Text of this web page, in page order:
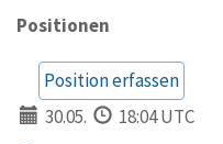
Positionen
Position erfassen
30.05.
18:04 UTC